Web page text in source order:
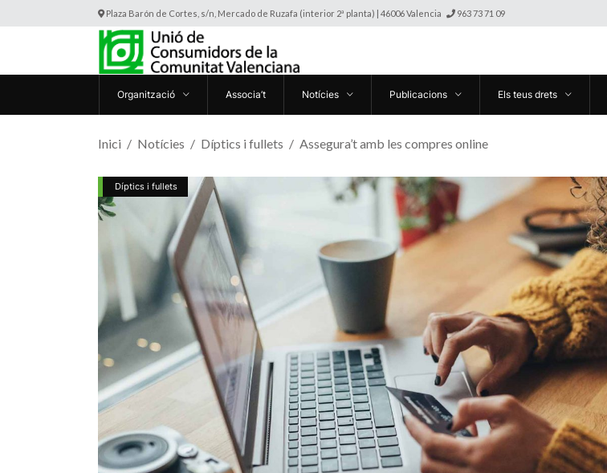
Plaza Barón de Cortes, s/n, Mercado de Ruzafa (interior 2ª planta) | 46006 Valencia 963 73 71 09
Organització Associa’t Notícies Publicacions Els teus drets
Inici Notícies Díptics i fullets Assegura’t amb les compres online
Díptics i fullets